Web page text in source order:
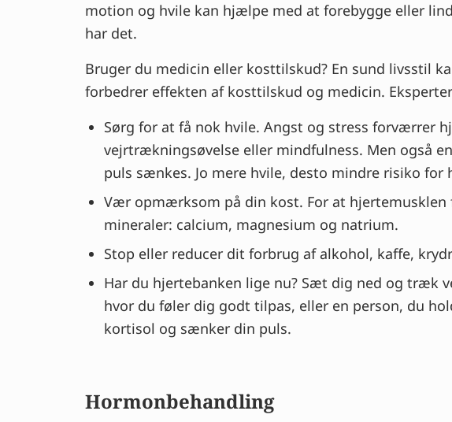
motion og hvile kan hjælpe med at forebygge eller
har det.
Bruger du medicin eller kosttilskud? En sund livsstil
forbedrer effekten af kosttilskud og medicin.
Sørg for at få nok hvile. Angst og stress forværrer
vejrtrækningsøvelse eller mindfulness. Men også
puls sænkes. Jo mere hvile, desto mindre risiko for
Vær opmærksom på din kost. For at
mineraler: calcium, magnesium og natrium.
Stop eller reducer dit forbrug af alkohol, kaffe,
Har du hjertebanken lige nu? Sæt dig ned og træk
hvor du føler dig godt tilpas, eller en person, du
kortisol og sænker din puls.
Hormonbehandling